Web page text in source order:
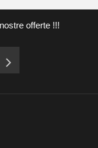
offerte !!!